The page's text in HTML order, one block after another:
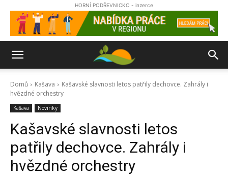
HORNÍ PODŘEVNICKO - inzerce
Domů Kašava
Kašavské slavnosti letos patřily dechovce. Zahrály i
hvězdné orchestry
Kašava Novinky
Kašavské slavnosti letos
patřily dechovce. Zahrály i
hvězdné orchestry